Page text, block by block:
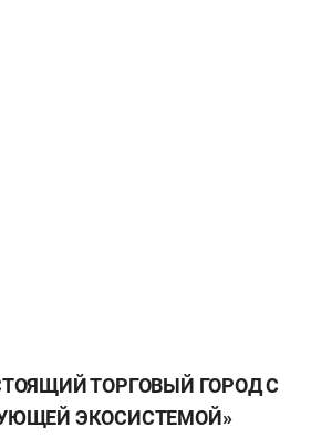
ТОРГОВЫЙ ГОРОД С
ЭКОСИСТЕМОЙ»